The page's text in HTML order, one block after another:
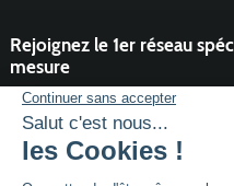
Rejoignez le 1er réseau
mesure
Vous souhaitez développer
Rejoindre un réseau dynamique,
font la différence ?